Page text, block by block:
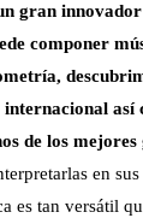
gran
componer
así
de los
en
es tan versátil